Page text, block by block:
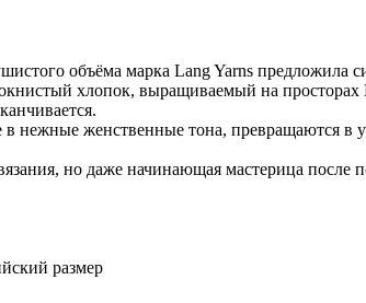
объёма марка Lang Yarns предложила
хлопок, выращиваемый на
нежные женственные тона, превращаются в
но даже начинающая мастерица после
размер